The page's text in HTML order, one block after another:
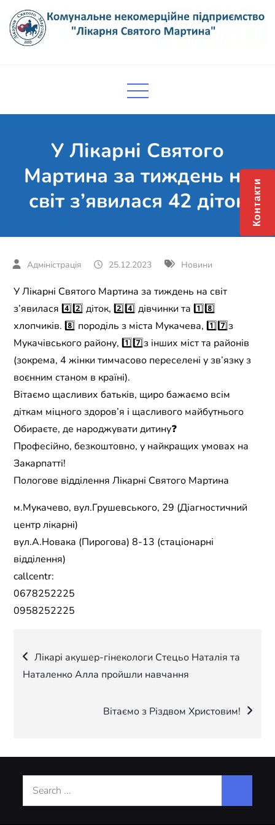
content
підприємство "Лікарня Святого
У Лікарні Святого
Мартина за тиждень на
світ з’явилася 42 діток
25.12.2023 Новини
У Лікарні Святого Мартина за тиждень на світ
з’явилася 4️⃣2️⃣ діток, 2️⃣4️⃣ дівчинки та 1️⃣8️⃣
хлопчиків. 8️⃣ породіль з міста Мукачева, 1️⃣7️⃣з
Мукачівського району, 1️⃣7️⃣з інших міст та районів
(зокрема, 4 жінки тимчасово переселені у зв’язку з
воєнним станом в країні).
Вітаємо щасливих батьків, щиро бажаємо всім
діткам міцного здоров’я і щасливого майбутнього
Обираєте, де народжувати дитину❓
Професійно, безкоштовно, у найкращих умовах на
Закарпатті!
Пологове відділення Лікарні Святого Мартина
м.Мукачево, вул.Грушевського, 29 (Діагностичний
центр лікарні)
вул.А.Новака (Пирогова) 8-13 (стаціонарні
відділення)
callcentr:
0678252225
0958252225
Навігація
записів
Лікарі акушер-гінекологи Стецьо Наталія та
Наталенко Алла пройшли навчання
Вітаємо з Різдвом Христовим!
Search
Контакти